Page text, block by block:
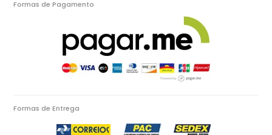
Formas de Pagamento
Formas de Entrega